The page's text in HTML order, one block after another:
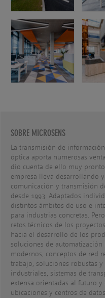
SOBRE MICROSENS
La transmisión de
óptica aporta numerosas
dio cuenta de ello muy
empresa lleva desarrollando
comunicación y transmisión
desde 1993. Adaptados
distintos ámbitos de uso e
para industrias concretas.
retos técnicos de los
hacia el desarrollo de los
soluciones de automatización
modernos, conceptos de red
trabajo, soluciones robustas
industriales, sistemas de
extensa orientadas al futuro
ubicaciones y centros de